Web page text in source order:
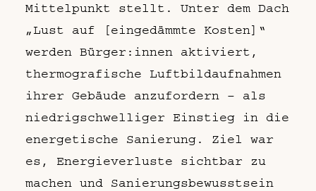
Mittelpunkt stellt. Unter dem Dach
„Lust auf [eingedämmte Kosten]“
werden Bürger:innen aktiviert,
thermografische Luftbildaufnahmen
ihrer Gebäude anzufordern – als
niedrigschwelliger Einstieg in die
energetische Sanierung. Ziel war
es, Energieverluste sichtbar zu
machen und Sanierungsbewusstsein